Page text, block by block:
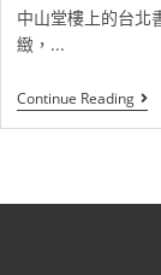
中山堂樓上的台北
緻，...
Continue Reading